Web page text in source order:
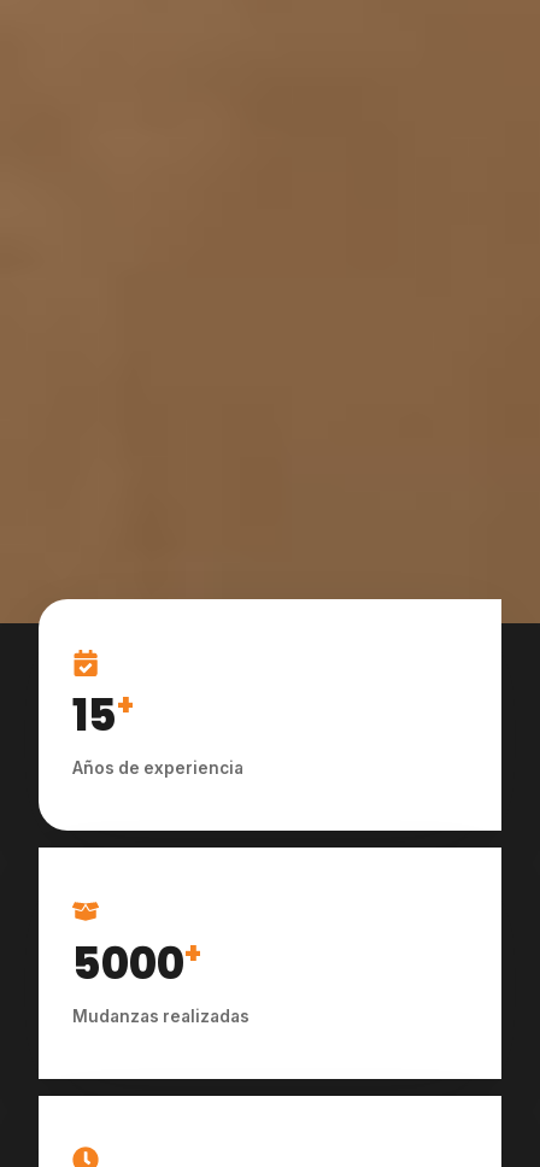
15+
Años de experiencia
5000+
Mudanzas realizadas